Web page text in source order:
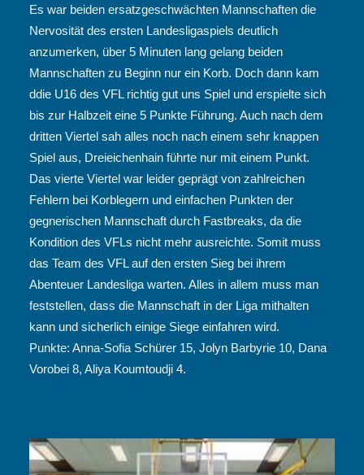
Es war beiden ersatzgeschwächten Mannschaften die
Nervosität des ersten Landesligaspiels deutlich
anzumerken, über 5 Minuten lang gelang beiden
Mannschaften zu Beginn nur ein Korb. Doch dann kam
ddie U16 des VFL richtig gut uns Spiel und erspielte sich
bis zur Halbzeit eine 5 Punkte Führung. Auch nach dem
dritten Viertel sah alles noch nach einem sehr knappen
Spiel aus, Dreieichenhain führte nur mit einem Punkt.
Das vierte Viertel war leider geprägt von zahlreichen
Fehlern bei Korblegern und einfachen Punkten der
gegnerischen Mannschaft durch Fastbreaks, da die
Kondition des VFLs nicht mehr ausreichte. Somit muss
das Team des VFL auf den ersten Sieg bei ihrem
Abenteuer Landesliga warten. Alles in allem muss man
feststellen, dass die Mannschaft in der Liga mithalten
kann und sicherlich einige Siege einfahren wird.
Punkte: Anna-Sofia Schürer 15, Jolyn Barbyrie 10, Dana
Vorobei 8, Aliya Koumtoudji 4.